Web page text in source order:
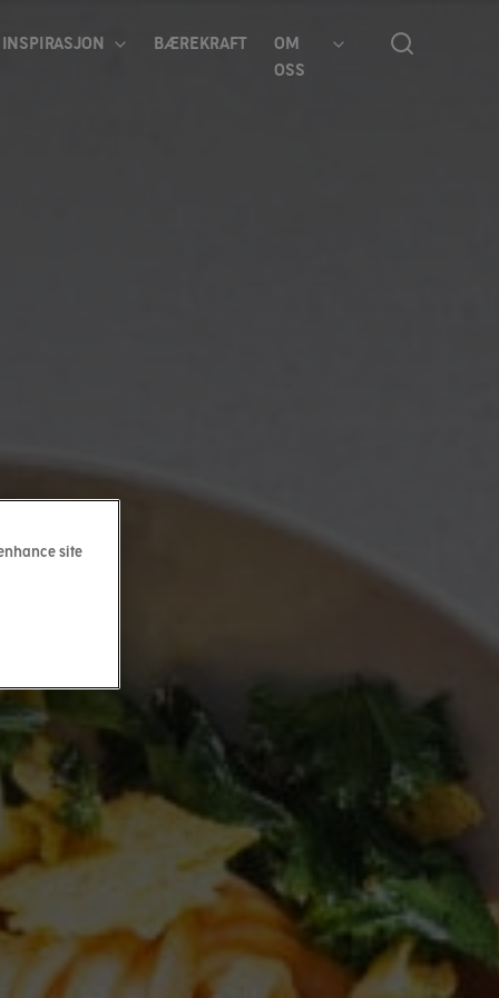
INSPIRASJON BÆREKRAFT
OM
OSS
site